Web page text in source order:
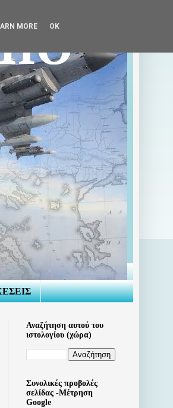
Αναζήτηση αυτού του
ιστολογίου (χώρα)
Συνολικές προβολές
σελίδας -Μέτρηση
Google
MORE OK